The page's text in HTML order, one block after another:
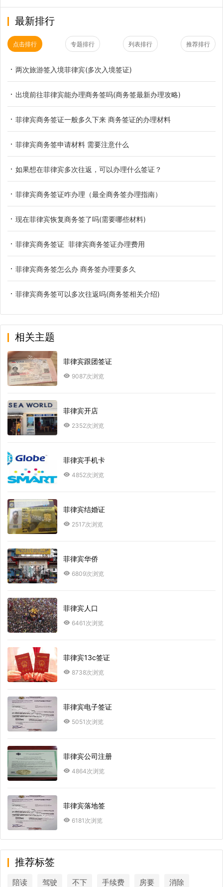
最新排行
点击排行 专题排行 列表排行 推荐排行
两次旅游签入境菲律宾(多次入境签证)
出境前往菲律宾能办理商务签吗(商务签最新办理攻略)
菲律宾商务签证一般多久下来 商务签证的办理材料
菲律宾商务签申请材料 需要注意什么
如果想在菲律宾多次往返，可以办理什么签证？
菲律宾商务签证咋办理（最全商务签办理指南）
现在菲律宾恢复商务签了吗(需要哪些材料)
菲律宾商务签证 菲律宾商务签证办理费用
菲律宾商务签怎么办 商务签办理要多久
菲律宾商务签可以多次往返吗(商务签相关介绍)
相关主题
菲律宾跟团签证
9087次浏览
菲律宾开店
2352次浏览
菲律宾手机卡
4852次浏览
菲律宾结婚证
2517次浏览
菲律宾华侨
6809次浏览
菲律宾人口
6461次浏览
菲律宾13c签证
8738次浏览
菲律宾电子签证
5051次浏览
菲律宾公司注册
4864次浏览
菲律宾落地签
6181次浏览
推荐标签
陪读 驾驶 不下 手续费 房要 消除